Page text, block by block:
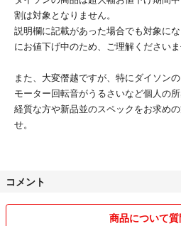
なお、離島及び中継料が掛かる地域にお
ト欄にてお問い合わせ下さいませ
その他ご不明な点がございましたら、お
#アマノフーズ
#フリーズドライ
#お味噌汁
#2026福袋
割は対象となりません。
説明欄に記載があった場合でも対象に
にお値下げ中のため、ご理解くださいま
また、大変僭越ですが、特にダイソン
モーター回転音がうるさいなど個人の
経質な方や新品並のスペックをお求め
せ。
コメント
商品について